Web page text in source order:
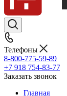
Телефоны
8-800-775-59-89
+7 918 754-83-77
Заказать звонок
Главная